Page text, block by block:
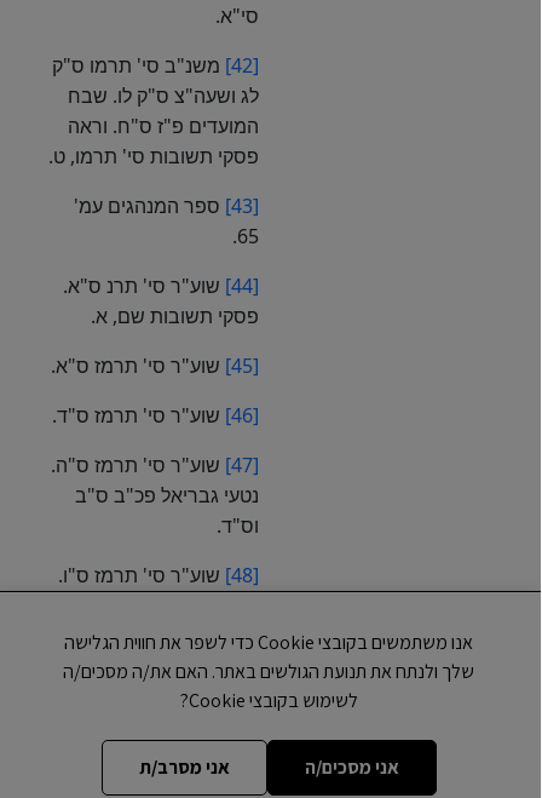
סי"א.
[42]
משנ"ב סי' תרמו ס"ק
לג ושעה"צ ס"ק לו. שבח
המועדים פ"ז ס"ח. וראה
פסקי תשובות סי' תרמו, ט.
[43]
ספר המנהגים עמ'
65.
[44]
שוע"ר סי' תרנ ס"א.
פסקי תשובות שם, א.
[45]
שוע"ר סי' תרמז ס"א.
[46]
שוע"ר סי' תרמז ס"ד.
[47]
שוע"ר סי' תרמז ס"ה.
נטעי גבריאל פכ"ב ס"ב
וס"ד.
[48]
שוע"ר סי' תרמז ס"ו.
[50]
נטעי גבריאל פכ"ג
ס"ב.
נטעי גבריאל פכ"ג
אנו משתמשים בקובצי Cookie כדי לשפר את חווית הגלישה
שלך ולנתח את תנועת הגולשים באתר. האם את/ה מסכים/ה
לשימוש בקובצי Cookie?
אני מסכים/ה אני מסרב/ת